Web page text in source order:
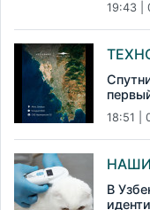
19:43 |
18:51 |
В